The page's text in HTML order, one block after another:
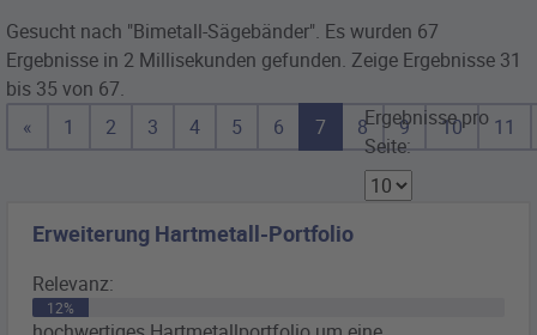
Gesucht nach "Bimetall-Sägebänder". Es wurden 67
Ergebnisse in 2 Millisekunden gefunden. Zeige Ergebnisse 31
bis 35 von 67.
«
1 2 3 4 5 6 7 8 9 10 11
Ergebnisse pro
Seite:
Erweiterung Hartmetall-Portfolio
Relevanz:
12%